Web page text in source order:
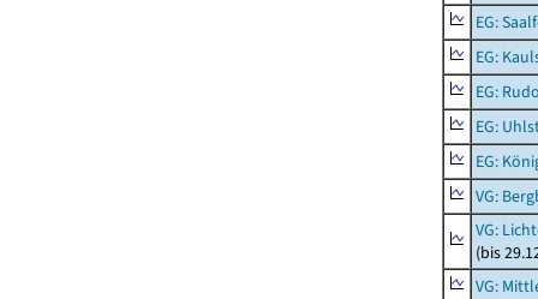
EG:
EG:
EG:
EG:
EG:
VG:
VG:
(bis
VG: